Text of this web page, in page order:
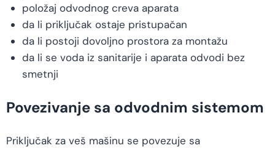
položaj odvodnog creva aparata
da li priključak ostaje pristupačan
da li postoji dovoljno prostora za montažu
da li se voda iz sanitarije i aparata odvodi bez
smetnji
Povezivanje sa odvodnim sistemom
Priključak za veš mašinu se povezuje sa